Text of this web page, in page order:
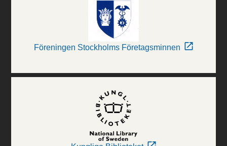
Föreningen Stockholms Företagsminnen